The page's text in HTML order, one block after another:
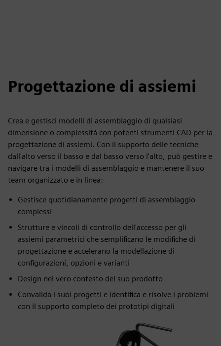
Progettazione di assiemi
Crea e gestisci modelli di assemblaggio di qualsiasi
dimensione o complessità con potenti strumenti CAD per la
progettazione di assiemi. Con il supporto delle tecniche
dall'alto verso il basso e dal basso verso l'alto, può gestire e
navigare tra i modelli di assemblaggio e mantenere il suo
team organizzato e in linea:
Gestisce quotidianamente progetti di assemblaggio
complessi
Strutture e vincoli di controllo dell'accesso per gli
assiemi parametrici che semplificano le modifiche di
progettazione e accelerano la modellazione di
configurazioni, opzioni e varianti
Design nel vero contesto del suo prodotto
Convalida i suoi progetti e identifica e risolve i problemi
con il supporto completo dei prototipi digitali